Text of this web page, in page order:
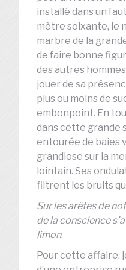
installé dans un
mètre soixante, le
marbre de la
de faire bonne
des autres
jouer de sa
plus ou moins de
embonpoint. En
dans cette grande
entourée de baies
grandiose sur la
lointain. Ses
filtrent les bruits
Sur les arêtes de
de la conscience
limon.
Pour cette affaire,